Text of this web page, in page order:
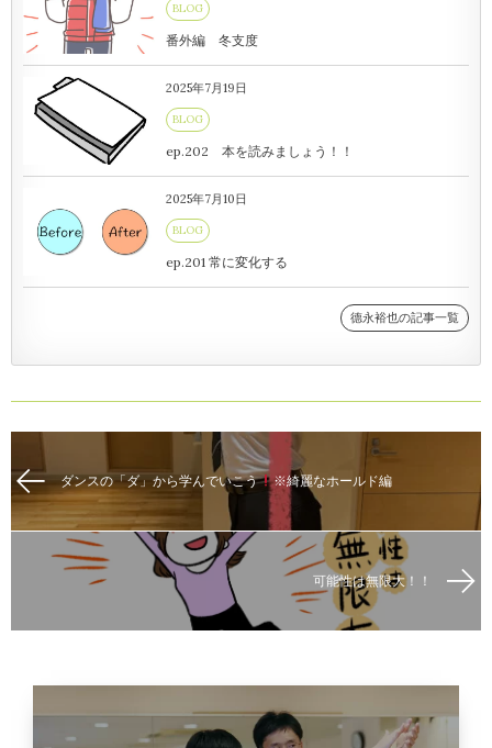
BLOG
番外編 冬支度
2025年7月19日
BLOG
ep.202 本を読みましょう！！
2025年7月10日
BLOG
ep.201 常に変化する
德永裕也の記事一覧
ダンスの「ダ」から学んでいこう ※綺麗なホールド編
可能性は無限大！！